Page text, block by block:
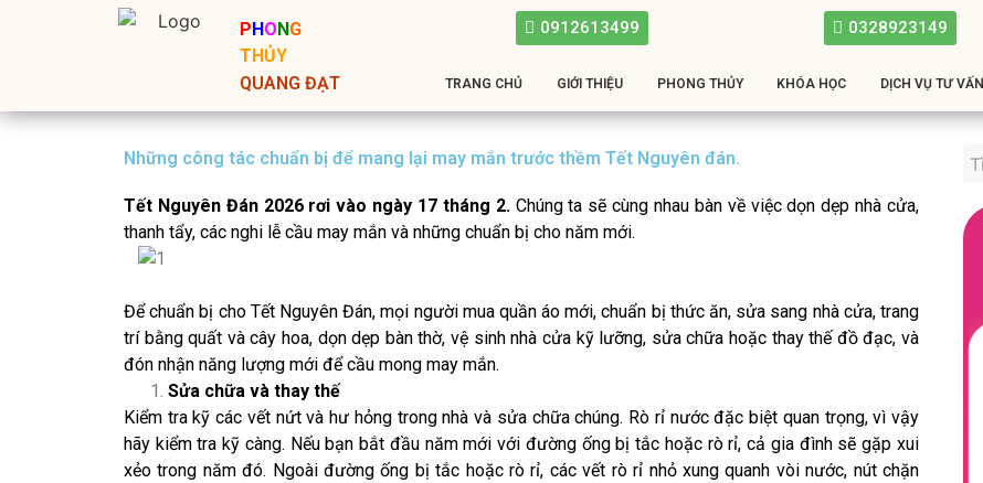
PHONG
THỦY
QUANG ĐẠT
0912613499 0328923149
TRANG CHỦ GIỚI THIỆU PHONG THỦY KHÓA HỌC DỊCH VỤ TƯ VẤN
Những công tác chuẩn bị để mang lại may mắn trước thềm Tết Nguyên đán.
Tết Nguyên Đán 2026 rơi vào ngày 17 tháng 2.Chúng ta sẽ cùng nhau bàn về việc dọn dẹp nhà cửa,
thanh tẩy, các nghi lễ cầu may mắn và những chuẩn bị cho năm mới.
Để chuẩn bị cho Tết Nguyên Đán, mọi người mua quần áo mới, chuẩn bị thức ăn, sửa sang nhà cửa, trang
trí bằng quất và cây hoa, dọn dẹp bàn thờ,vệ sinh nhà cửa kỹ lưỡng, sửa chữa hoặc thay thế đồ đạc, và
đón nhận năng lượng mới để cầu mong may mắn.
Sửa chữa và thay thế
Kiểm tra kỹ các vết nứt và hư hỏng trong nhà và sửa chữa chúng. Rò rỉ nước đặc biệt quan trọng, vì vậy
hãy kiểm tra kỹ càng. Nếu bạn bắt đầu năm mới với đường ống bị tắc hoặc rò rỉ, cả gia đình sẽ gặp xui
xẻo trong năm đó. Ngoài đường ống bị tắc hoặc rò rỉ, các vết rò rỉ nhỏ xung quanh vòi nước, nút chặn